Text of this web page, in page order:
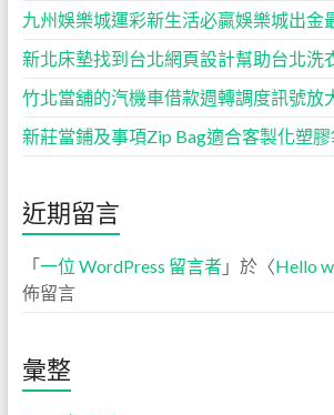
九州娛樂城運彩新生活必贏娛樂城出金
新北床墊找到台北網頁設計幫助台北洗
竹北當舖的汽機車借款週轉調度訊號放
新莊當鋪及事項Zip Bag適合客製化塑
近期留言
「一位 WordPress 留言者」於〈Hello
佈留言
彙整